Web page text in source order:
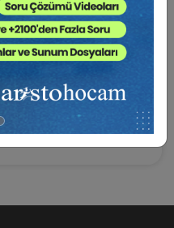
tanıt ve kanıt
ortaya çıkarma,
gerçekleşme, şüpheye
çıkma olarak
kavram üzerinde